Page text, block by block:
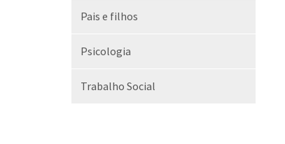
Pais e filhos
Psicologia
Trabalho Social